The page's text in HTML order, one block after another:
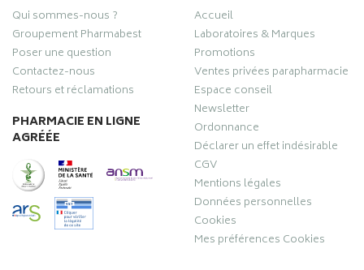
Qui sommes-nous ?
Groupement Pharmabest
Poser une question
Contactez-nous
Retours et réclamations
PHARMACIE EN LIGNE
AGRÉÉE
Accueil
Laboratoires & Marques
Promotions
Ventes privées parapharmacie
Espace conseil
Newsletter
Ordonnance
Déclarer un effet indésirable
CGV
Mentions légales
Données personnelles
Cookies
Mes préférences Cookies